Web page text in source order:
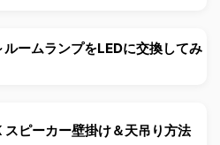
ームランプをLEDに交換してみ
スピーカー壁掛け＆天吊り方法